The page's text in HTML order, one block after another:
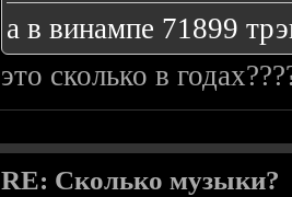
а в винампе 71899
это сколько в
RE: Сколько музыки?